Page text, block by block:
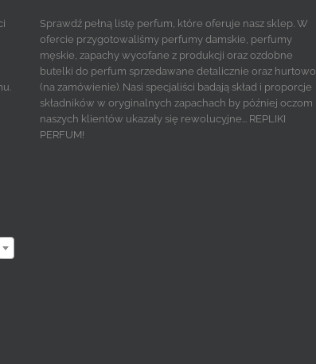
Sprawdź pełną listę perfum, które oferuje nasz sklep. W
ofercie przygotowaliśmy perfumy damskie, perfumy
męskie, zapachy wycofane z produkcji oraz ozdobne
butelki do perfum sprzedawane detalicznie oraz hurtowo
(na zamówienie). Nasi specjaliści badają skład i proporcje
składników w oryginalnych zapachach by później oczom
naszych klientów ukazały się rewolucyjne... REPLIKI
PERFUM!